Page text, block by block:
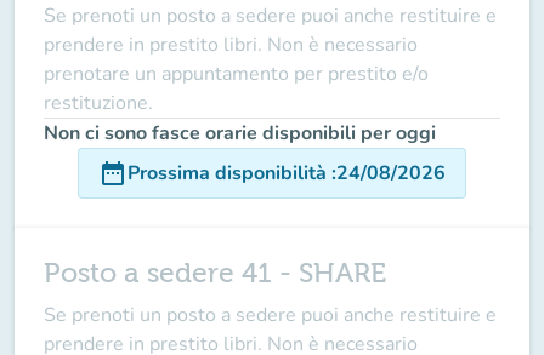
Se prenoti un posto a sedere puoi anche restituire e
prendere in prestito libri. Non è necessario
prenotare un appuntamento per prestito e/o
restituzione.
Non ci sono fasce orarie disponibili per oggi
date_rangeProssima disponibilità :24/08/2026
Posto a sedere 41 - SHARE
Se prenoti un posto a sedere puoi anche restituire e
prendere in prestito libri. Non è necessario